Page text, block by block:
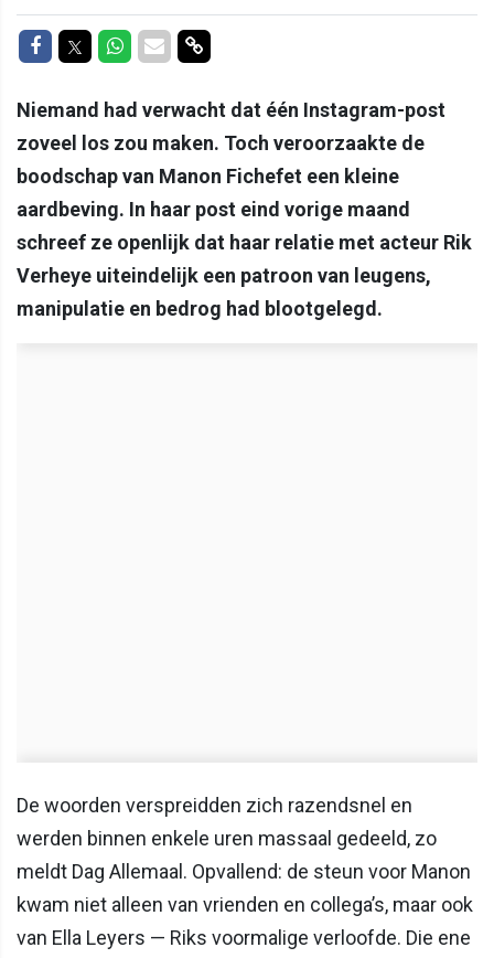
Delen op Facebook
Delen op Twitter
Delen op Whatsapp
Delen via Mail
Delen via link
Niemand had verwacht dat één Instagram-post
zoveel los zou maken. Toch veroorzaakte de
boodschap van Manon Fichefet een kleine
aardbeving. In haar post eind vorige maand
schreef ze openlijk dat haar relatie met acteur Rik
Verheye uiteindelijk een patroon van leugens,
manipulatie en bedrog had blootgelegd.
De woorden verspreidden zich razendsnel en
werden binnen enkele uren massaal gedeeld, zo
meldt Dag Allemaal. Opvallend: de steun voor Manon
kwam niet alleen van vrienden en collega’s, maar ook
van Ella Leyers — Riks voormalige verloofde. Die ene